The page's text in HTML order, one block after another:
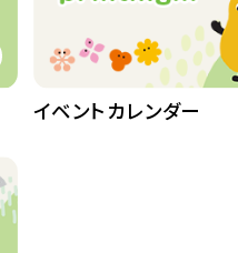
423
83
イベントカレンダー